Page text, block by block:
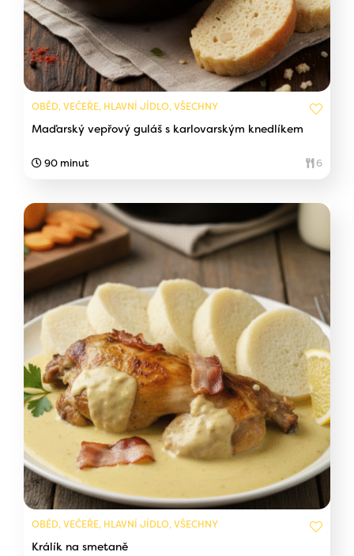
OBĚD, VEČEŘE, HLAVNÍ JÍDLO, VŠECHNY
Maďarský vepřový guláš s karlovarským knedlíkem
90 minut 6
OBĚD, VEČEŘE, HLAVNÍ JÍDLO, VŠECHNY
Králík na smetaně